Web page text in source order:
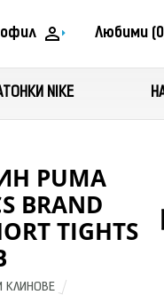
Любими
NIKE
PUMA
BRAND
TIGHTS
КЛИНОВЕ